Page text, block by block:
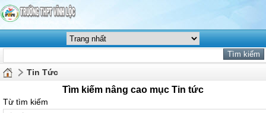
Tin Tức
Tìm kiếm nâng cao mục Tin tức
Từ tìm kiếm